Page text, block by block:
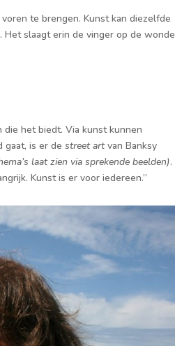
te brengen. Kunst kan diezelfde
Het slaagt erin de vinger op de wonde
het biedt. Via kunst kunnen
gaat, is er de street artvan Banksy
laat zien via sprekende beelden).
Kunst is er voor iedereen.”